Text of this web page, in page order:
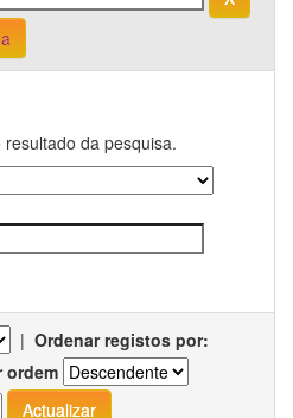
da pesquisa.
| Ordenar registos por:
ordem